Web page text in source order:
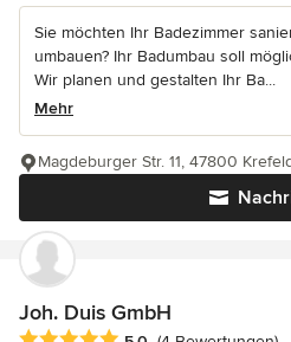
Sie möchten Ihr Badezimmer
umbauen? Ihr Badumbau soll
Wir planen und gestalten Ihr Ba...
Mehr
Magdeburger Str. 11, 47800
Joh. Duis GmbH